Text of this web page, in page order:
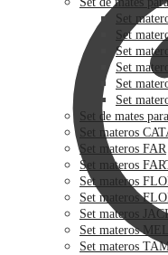
Set
Set
Set
Set
Set
Set
Set de mates
Set materos
Set materos FAR
Set materos
Set materos
Set materos
Set materos
Set materos
Set materos